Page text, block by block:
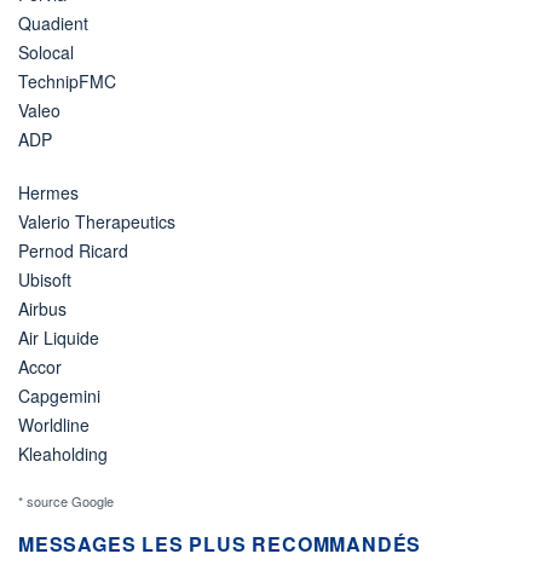
Quadient
Solocal
TechnipFMC
Valeo
ADP
Hermes
Valerio Therapeutics
Pernod Ricard
Ubisoft
Airbus
Air Liquide
Accor
Capgemini
Worldline
Kleaholding
* source Google
MESSAGES LES PLUS RECOMMANDÉS